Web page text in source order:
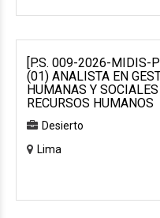
[P.S. 009-2026-MIDIS-
(01) ANALISTA EN
HUMANAS Y
RECURSOS HUMANOS
Desierto
Lima